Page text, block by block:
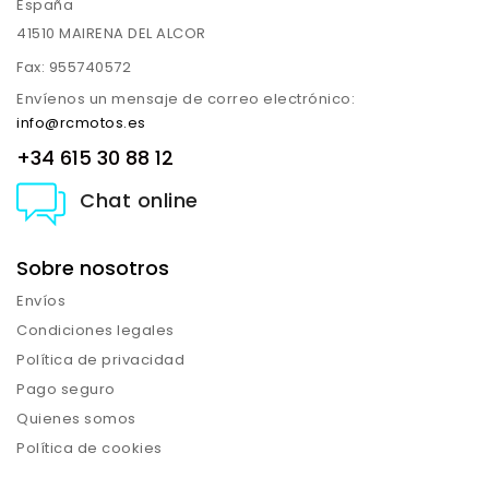
España
41510 MAIRENA DEL ALCOR
Fax: 955740572
Envíenos un mensaje de correo electrónico:
info@rcmotos.es
+34 615 30 88 12
Chat online
Sobre nosotros
Envíos
Condiciones legales
Política de privacidad
Pago seguro
Quienes somos
Política de cookies